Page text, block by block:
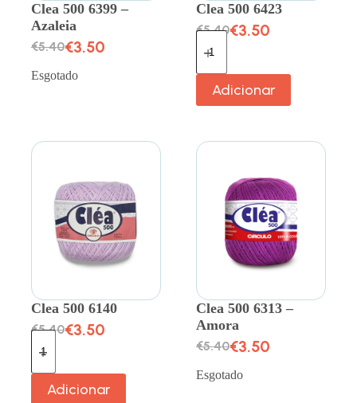
Clea 500 6399 –
Azaleia
€5.40€3.50
Esgotado
Clea 500 6423
€5.40€3.50
Adicionar
Clea 500 6140
€5.40€3.50
Adicionar
Clea 500 6313 –
Amora
€5.40€3.50
Esgotado